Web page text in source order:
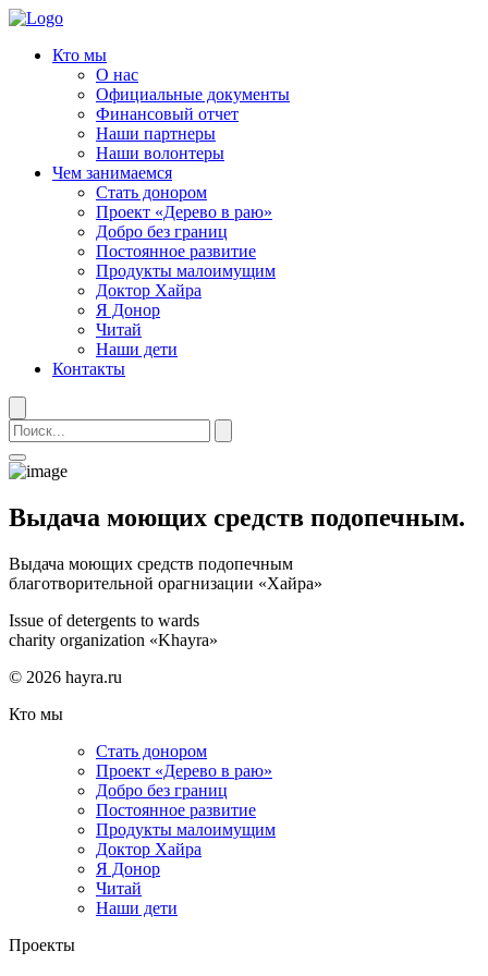
Кто мы
О нас
Официальные документы
Финансовый отчет
Наши партнеры
Наши волонтеры
Чем занимаемся
Стать донором
Проект «Дерево в раю»
Добро без границ
Постоянное развитие
Продукты малоимущим
Доктор Хайра
Я Донор
Читай
Наши дети
Контакты
Выдача моющих средств подопечным.
Выдача моющих средств подопечным
благотворительной орагнизации «Хайра»
Issue of detergents to wards
charity organization «Khayra»
© 2026 hayra.ru
Кто мы
Стать донором
Проект «Дерево в раю»
Добро без границ
Постоянное развитие
Продукты малоимущим
Доктор Хайра
Я Донор
Читай
Наши дети
Проекты